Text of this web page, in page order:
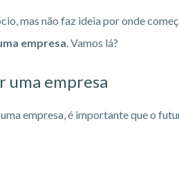
mas não faz ideia por onde
empresa. Vamos lá?
uma empresa
empresa, é importante que o